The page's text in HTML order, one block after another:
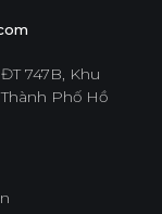
747B, Khu
Phố Hồ